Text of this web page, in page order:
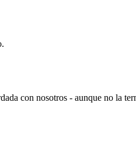
con nosotros - aunque no la